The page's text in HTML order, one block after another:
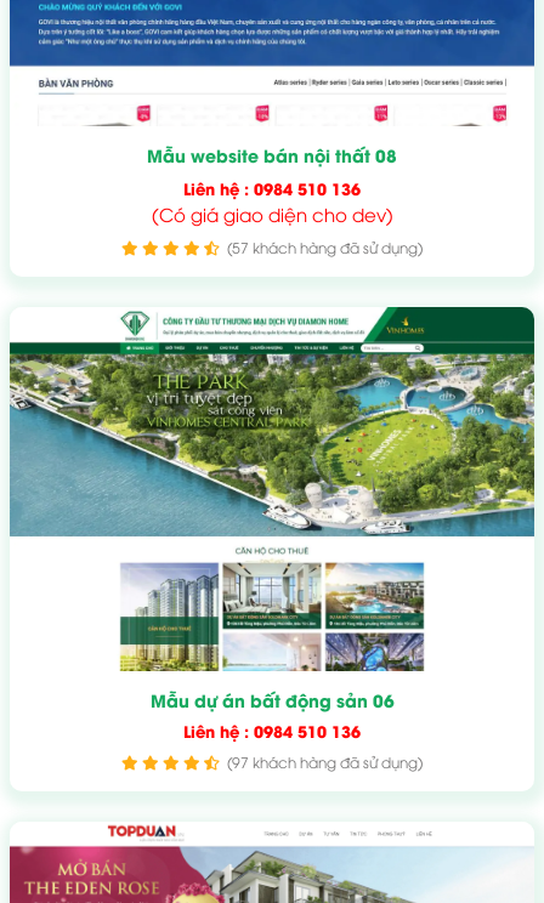
Mẫu website bán nội thất 08
Liên hệ : 0984 510 136
(Có giá giao diện cho dev)
(57 khách hàng đã sử dụng)
Mẫu dự án bất động sản 06
Liên hệ : 0984 510 136
(97 khách hàng đã sử dụng)